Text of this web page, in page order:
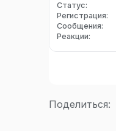
Статус
Регистрация
Сообщения
Реакции
Поделиться: